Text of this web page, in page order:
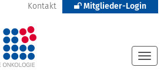
Kontakt Mitglieder-Login